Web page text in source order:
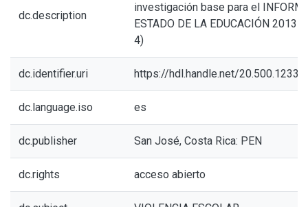
dc.description
investigación base para el
ESTADO DE LA EDUCACIÓN 2013
4)
dc.identifier.uri https://hdl.handle.net/
dc.language.iso es
dc.publisher San José, Costa Rica: PEN
dc.rights acceso abierto